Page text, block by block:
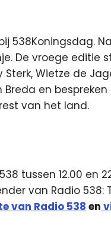
538Koningsdag.
De vroege editie
Wietze de
en
van het land.
tussen 12.00 en
van Radio 538:
van Radio 538 en